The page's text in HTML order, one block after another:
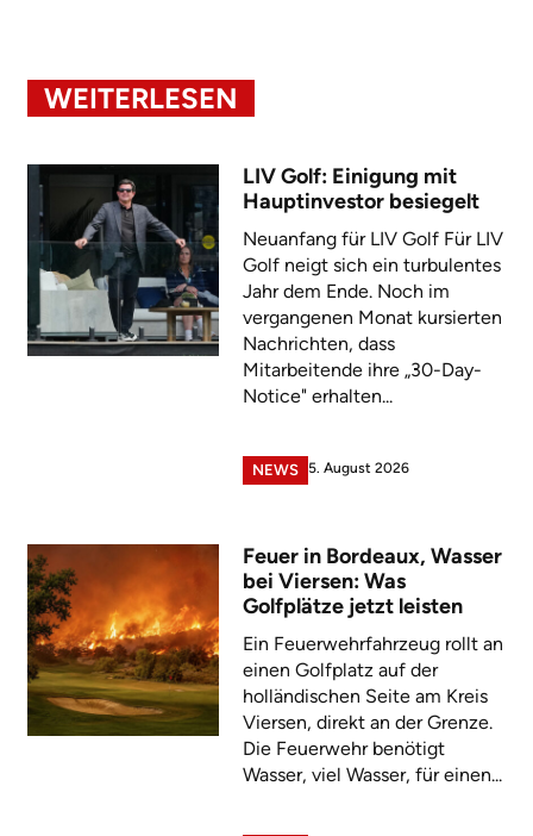
WEITERLESEN
LIV Golf: Einigung mit
Hauptinvestor besiegelt
Neuanfang für LIV Golf Für LIV
Golf neigt sich ein turbulentes
Jahr dem Ende. Noch im
vergangenen Monat kursierten
Nachrichten, dass
Mitarbeitende ihre „30-Day-
Notice" erhalten...
NEWS 5. August 2026
Feuer in Bordeaux, Wasser
bei Viersen: Was
Golfplätze jetzt leisten
Ein Feuerwehrfahrzeug rollt an
einen Golfplatz auf der
holländischen Seite am Kreis
Viersen, direkt an der Grenze.
Die Feuerwehr benötigt
Wasser, viel Wasser, für einen...